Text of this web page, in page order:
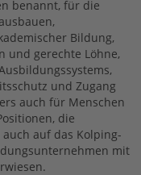
benannt, für die
Bildung,
und gerechte Löhne,
und Zugang
auch für Menschen
die
auf das Kolping-
mit